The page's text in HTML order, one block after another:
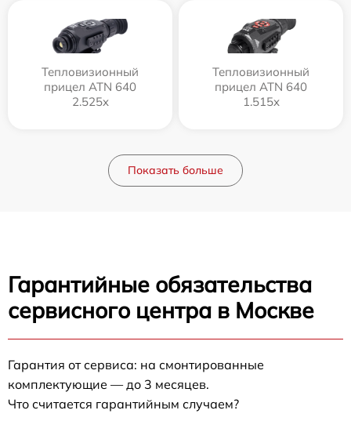
Тепловизионный
прицел ATN 640
2.525x
Тепловизионный
прицел ATN 640
1.515x
Показать больше
Гарантийные обязательства
сервисного центра в Москве
Гарантия от сервиса: на смонтированные
комплектующие — до 3 месяцев.
Что считается гарантийным случаем?